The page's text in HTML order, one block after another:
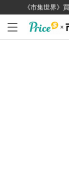
《市集世界》
已加入購物車